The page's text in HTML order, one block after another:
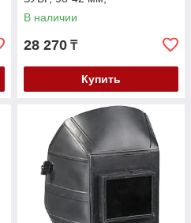
автозатемнение (11079)
В наличии
28 270 ₸
Купить